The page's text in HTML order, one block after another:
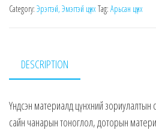
Category: Эрэгтэй, Эмэгтэй цүнхTag: Арьсан цүнх
DESCRIPTION
Үндсэн материалд цүнхний зориулалтын
сайн чанарын тоноглол, доторын